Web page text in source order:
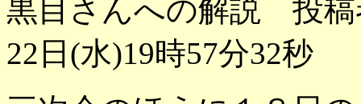
黒目さんへの解説 投
22日(水)19時57分32秒